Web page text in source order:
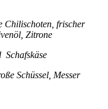
Chilischoten, frischer
Zitrone
Schüssel, Messer